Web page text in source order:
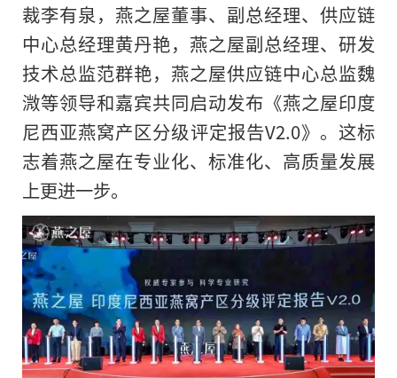
裁李有泉，燕之屋董事、副总经理、供应链
中心总经理黄丹艳，燕之屋副总经理、研发
技术总监范群艳，燕之屋供应链中心总监魏
溦等领导和嘉宾共同启动发布《燕之屋印度
尼西亚燕窝产区分级评定报告V2.0》。这标
志着燕之屋在专业化、标准化、高质量发展
上更进一步。